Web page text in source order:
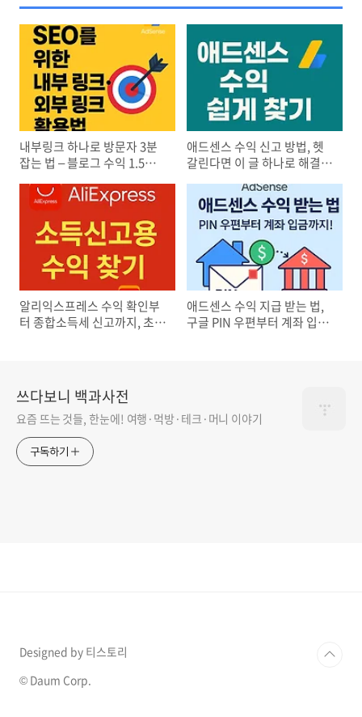
내부링크 하나로 방문자 3분
잡는 법 – 블로그 수익 1.5배
애드센스 수익 신고 방법, 헷
갈린다면 이 글 하나로 해결!
지 완전 정리
알리익스프레스 수익 확인부
터 종합소득세 신고까지, 초보
애드센스 수익 지급 받는 법,
구글 PIN 우편부터 계좌 입금
쓰다보니 백과사전
요즘 뜨는 것들, 한눈에! 여행·먹방·테크·머니 이야기
구독하기
Designed by 티스토리
© Daum Corp.